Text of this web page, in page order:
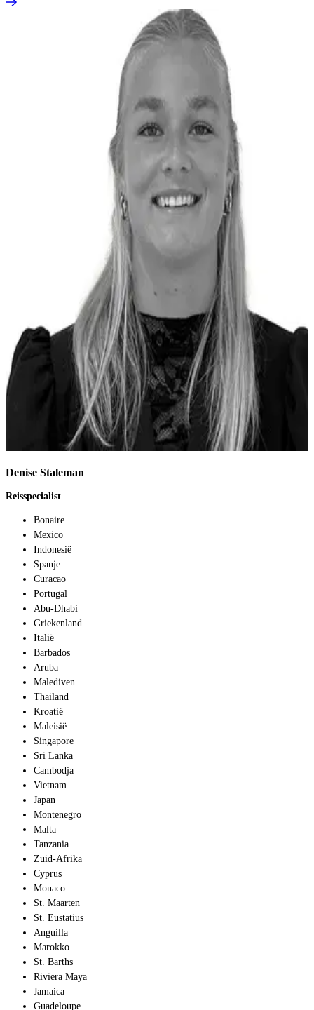
Denise Staleman
Reisspecialist
Bonaire
Mexico
Indonesië
Spanje
Curacao
Portugal
Abu-Dhabi
Griekenland
Italië
Barbados
Aruba
Malediven
Thailand
Kroatië
Maleisië
Singapore
Sri Lanka
Cambodja
Vietnam
Japan
Montenegro
Malta
Tanzania
Zuid-Afrika
Cyprus
Monaco
St. Maarten
St. Eustatius
Anguilla
Marokko
St. Barths
Riviera Maya
Jamaica
Guadeloupe